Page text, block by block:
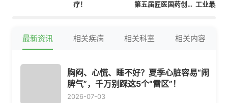
疗！
第五届匠医国药创新 工业最具
最新资讯 相关疾病 相关科室 相关内容
胸闷、心慌、睡不好？夏季心脏容易“闹
脾气”，千万别踩这5个“雷区”！
2026-07-03